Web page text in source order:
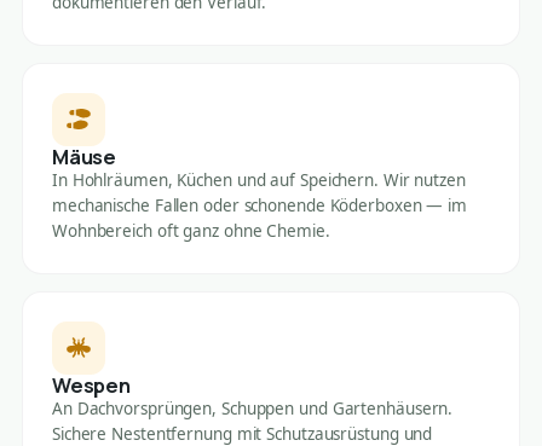
Mäuse
In Hohlräumen, Küchen und auf Speichern. Wir nutzen
mechanische Fallen oder schonende Köderboxen — im
Wohnbereich oft ganz ohne Chemie.
Wespen
An Dachvorsprüngen, Schuppen und Gartenhäusern.
Sichere Nestentfernung mit Schutzausrüstung und